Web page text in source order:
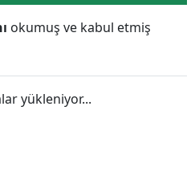
okumuş ve kabul etmiş
yükleniyor...